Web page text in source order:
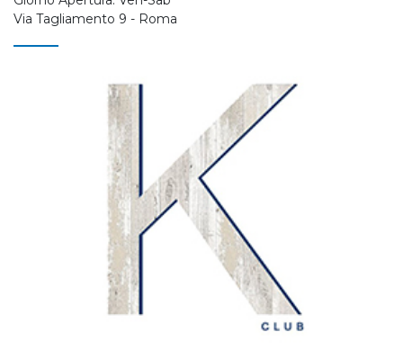
Via Tagliamento 9 - Roma